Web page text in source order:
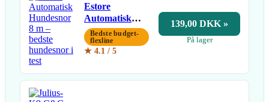
Estore
Automatisk
Hundesnor 8 m
Bedste budget-
flexline
★ 4.1 / 5
139,00 DKK »
På lager